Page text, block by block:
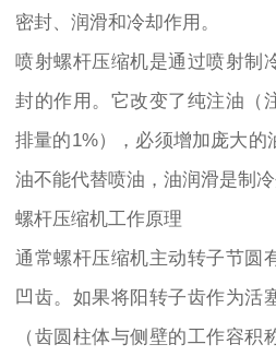
密封、润滑和冷却作用。
喷射螺杆压缩机是通过喷射制
封的作用。它改变了纯注油（
排量的1%），必须增加庞大的
油不能代替喷油，油润滑是制冷
螺杆压缩机工作原理
通常螺杆压缩机主动转子节圆
凹齿。如果将阳转子齿作为活
（齿圆柱体与侧壁的工作容积